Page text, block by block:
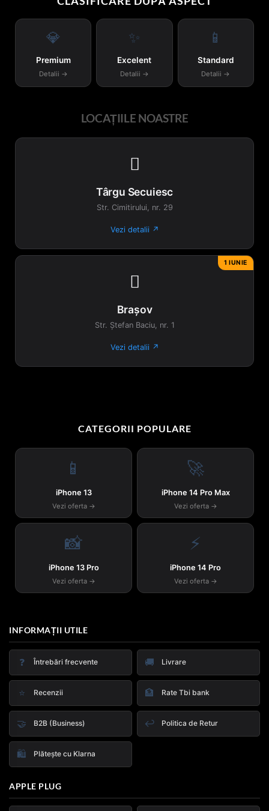
💎
Premium
Detalii →
✨
Excelent
Detalii →
📱
Standard
Detalii →
LOCAȚIILE NOASTRE

Târgu Secuiesc
Str. Cimitirului, nr. 29
Vezi detalii ↗
1 IUNIE

Brașov
Str. Ștefan Baciu, nr. 1
Vezi detalii ↗
CATEGORII POPULARE
📱
iPhone 13
Vezi oferta →
🚀
iPhone 14 Pro Max
Vezi oferta →
📸
iPhone 13 Pro
Vezi oferta →
⚡
iPhone 14 Pro
Vezi oferta →
INFORMAȚII UTILE
❓ Întrebări frecvente 🚚 Livrare
⭐ Recenzii 🏦 Rate Tbi bank
🤝 B2B (Business) ↩️ Politica de Retur
🛍️ Plătește cu Klarna
APPLE PLUG